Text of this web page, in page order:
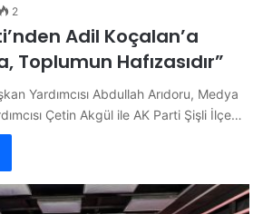
2
Adil Koçalan’a
Toplumun Hafızasıdır”
Yardımcısı Abdullah Arıdoru, Medya
Çetin Akgül ile AK Parti Şişli İlçe…